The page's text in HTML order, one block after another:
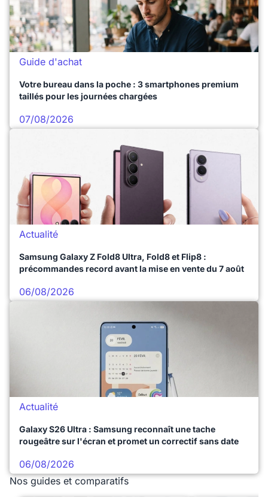
Guide d'achat
Votre bureau dans la poche : 3 smartphones premium
taillés pour les journées chargées
07/08/2026
Actualité
Samsung Galaxy Z Fold8 Ultra, Fold8 et Flip8 :
précommandes record avant la mise en vente du 7 août
06/08/2026
Actualité
Galaxy S26 Ultra : Samsung reconnaît une tache
rougeâtre sur l'écran et promet un correctif sans date
06/08/2026
Nos guides et comparatifs